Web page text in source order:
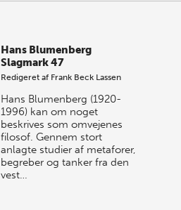
Hans Blumenberg
Slagmark 47
Redigeret af Frank Beck Lassen
Hans Blumenberg (1920-
1996) kan om noget
beskrives som omvejenes
filosof. Gennem stort
anlagte studier af metaforer,
begreber og tanker fra den
vest…